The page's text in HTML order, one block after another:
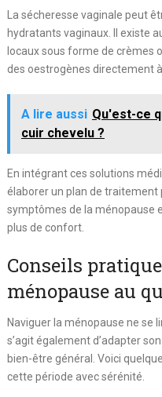
La sécheresse vaginale peut
hydratants vaginaux. Il existe
locaux sous forme de crèmes
des oestrogènes directement
A lire aussi Qu'est-ce
cuir chevelu ?
En intégrant ces solutions
élaborer un plan de traitement
symptômes de la ménopause
plus de confort.
Conseils
ménopause au
Naviguer la ménopause ne se
s’agit également d’adapter
bien-être général. Voici
cette période avec sérénité.